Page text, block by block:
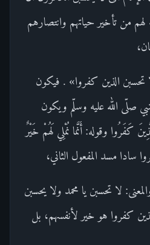
لهم من تأخير حياتهم وانتصارهم
تحسبن الذين كفروا» . فيكون
صلّى الله عليه وسلّم ويكون
كَفَرُوا وقوله: أَنَّما نُمْلِي لَهُمْ خَيْرٌ
سادا مسد المفعول الثاني،
لا تحسبن يا محمد ولا يحسبن
كفروا هو خير لأنفسهم، بل